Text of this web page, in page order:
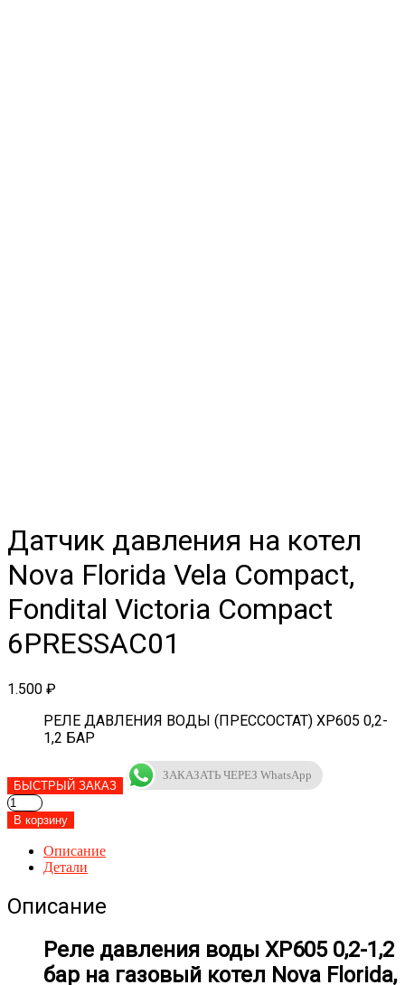
Датчик давления на котел
Nova Florida Vela Compact,
Fondital Victoria Compact
6PRESSAC01
1.500 ₽
РЕЛЕ ДАВЛЕНИЯ ВОДЫ (ПРЕССОСТАТ) XP605 0,2-
1,2 БАР
БЫСТРЫЙ ЗАКАЗ
ЗАКАЗАТЬ ЧЕРЕЗ WhatsApp
Количество
товара
Датчик
давления
Nova
Florida
Compact,
Fondital
Victoria
В корзину
Описание
Детали
Описание
Реле давления воды XP605 0,2-1,2
бар на газовый котел Nova Florida,